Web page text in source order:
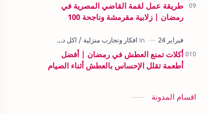
طريقة عمل لقمة القاضي المصرية في
رمضان | زلابية مقرمشة وناجحة 100
أكلات تمنع العطش في رمضان | أفضل
أطعمة تقلل الإحساس بالعطش أثناء الصيام
اقسام المدونة